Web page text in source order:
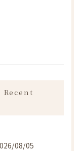
Recent
08/05